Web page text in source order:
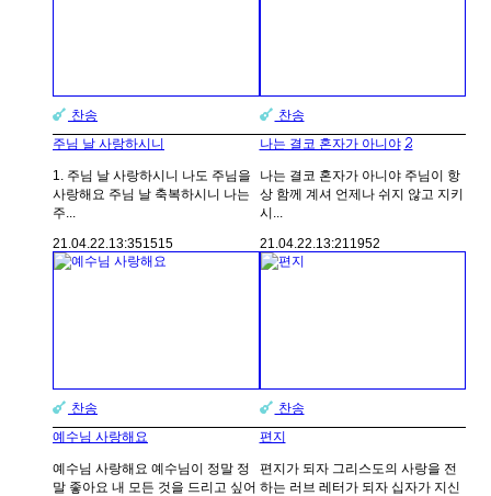
찬송
주님 날 사랑하시니
1. 주님 날 사랑하시니 나도 주님을
사랑해요 주님 날 축복하시니 나는
주...
21.04.22.13:351515
찬송
나는 결코 혼자가 아니야 2
나는 결코 혼자가 아니야 주님이 항
상 함께 계셔 언제나 쉬지 않고 지키
시...
21.04.22.13:211952
찬송
예수님 사랑해요
예수님 사랑해요 예수님이 정말 정
말 좋아요 내 모든 것을 드리고 싶어
찬송
편지
편지가 되자 그리스도의 사랑을 전
하는 러브 레터가 되자 십자가 지신